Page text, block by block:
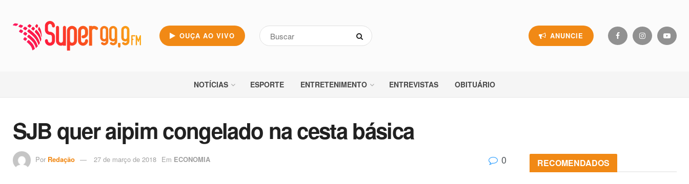
OUÇA AO VIVO ANUNCIE
NOTÍCIAS ESPORTE ENTRETENIMENTO ENTREVISTAS OBITUÁRIO
SJB quer aipim congelado na cesta básica
Por Redação 27 de março de 2018 Em ECONOMIA 0 RECOMENDADOS